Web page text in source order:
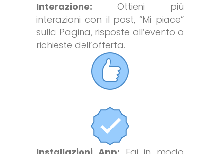
Interazione: Ottieni più
interazioni con il post, “Mi piace”
sulla Pagina, risposte all’evento o
richieste dell’offerta.